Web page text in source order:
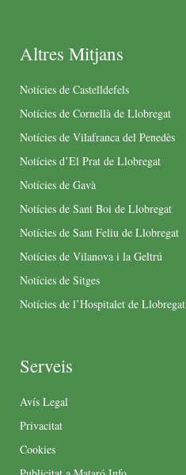
Altres Mitjans
Notícies de Castelldefels
Notícies de Cornellà de Llobregat
Notícies de Vilafranca del Penedès
Notícies d’El Prat de Llobregat
Notícies de Gavà
Notícies de Sant Boi de Llobregat
Notícies de Sant Feliu de Llobregat
Notícies de Vilanova i la Geltrú
Notícies de Sitges
Notícies de l’Hospitalet de Llobregat
Serveis
Avís Legal
Privacitat
Cookies